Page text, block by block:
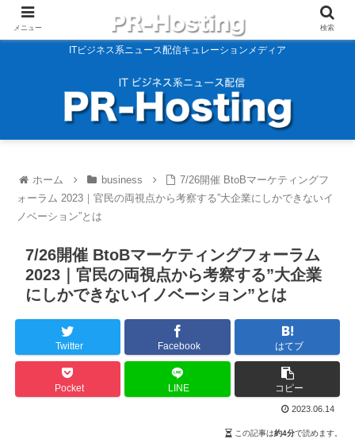
ITビジネス系ニュース配信キュレーションメディア
ホーム business
7/26開催 BtoBマーケティングフ
ォーラム 2023｜官民の両視点から考察する”大企業にしかできないイ
ノベーション”とは
7/26開催 BtoBマーケティングフォーラム
2023｜官民の両視点から考察する”大企業
にしかできないイノベーション”とは
Twitter Facebook はてブ
Pocket LINE コピー
2023.06.14
この記事は約4分で読めます。
メニュー 検索